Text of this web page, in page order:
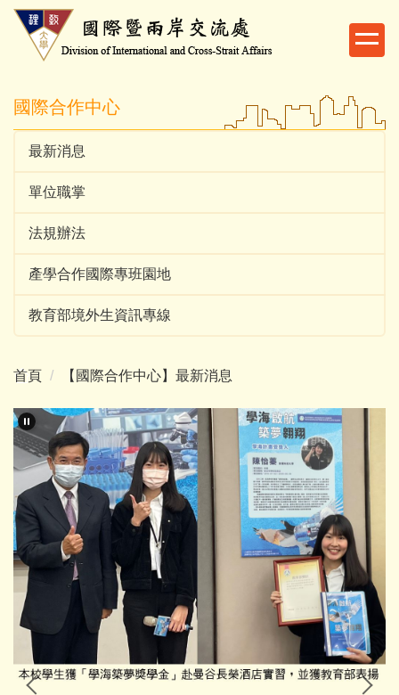
跳
內
容
國際合作中心
最新消息
單位職掌
法規辦法
產學合作國際專班園地
教育部境外生資訊專線
首頁 【國際合作中心】最新消息